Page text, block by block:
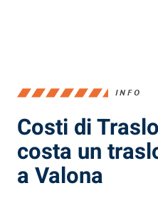
INFO
Costi di
costa un
a Valona